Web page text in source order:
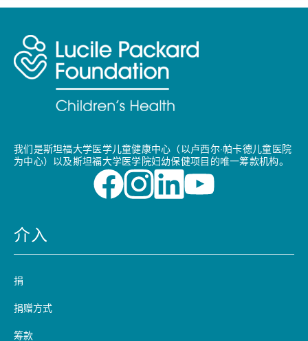
我们是斯坦福大学医学儿童健康中心（以卢西尔·帕卡德儿童医院
为中心）以及斯坦福大学医学院妇幼保健项目的唯一筹款机构。
介入
捐
捐赠方式
筹款